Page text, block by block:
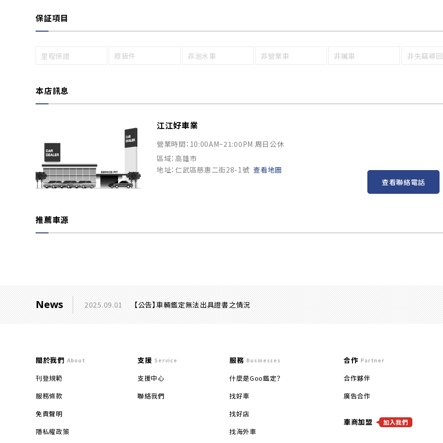
保証項目
里程保證 原鈑件 非泡水車 非營業車 非贓車 非失竊尋
本店訊息
江江好車業
營業時間：10:00AM~21:00PM 周日公休
區域：高雄市
地址：仁武區慈惠二街28-1號 查看地圖
查看聯絡電話
推薦車源
News 2025.09.01 【公告】車輛鑑定無法出具證書之情況
關於我們 About
刊登規範
服務條款
免責聲明
隱私權政策
支援 Service
支援中心
聯絡我們
服務 Businesses
什麼是Goo鑑定？
找好車
找好店
找海外車
合作 Partner
合作夥伴
廣告合作
車商加盟 加入我們